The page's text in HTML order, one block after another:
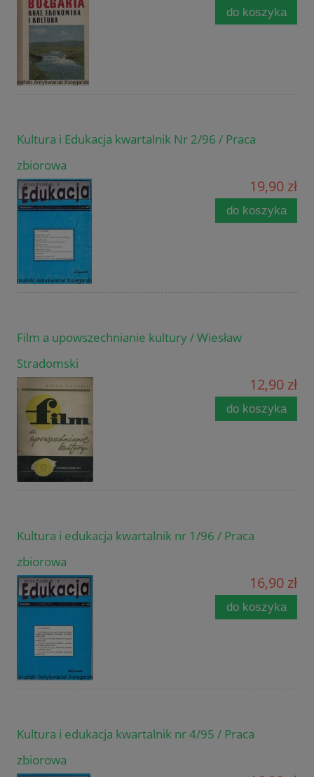
do koszyka
Kultura i Edukacja kwartalnik Nr 2/96 / Praca
zbiorowa
19,90 zł
do koszyka
Film a upowszechnianie kultury / Wiesław
Stradomski
12,90 zł
do koszyka
Kultura i edukacja kwartalnik nr 1/96 / Praca
zbiorowa
16,90 zł
do koszyka
Kultura i edukacja kwartalnik nr 4/95 / Praca
zbiorowa